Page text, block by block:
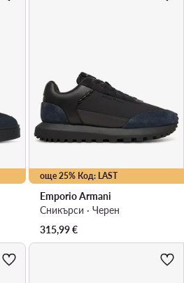
още 25% Код: LAST
Emporio Armani
Сникърси · Черен
315,99€